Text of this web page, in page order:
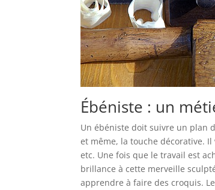
Ébéniste : un
Un ébéniste doit suivre un plan
et même, la touche décorative.
etc. Une fois que le travail est
brillance à cette merveille
apprendre à faire des croquis.